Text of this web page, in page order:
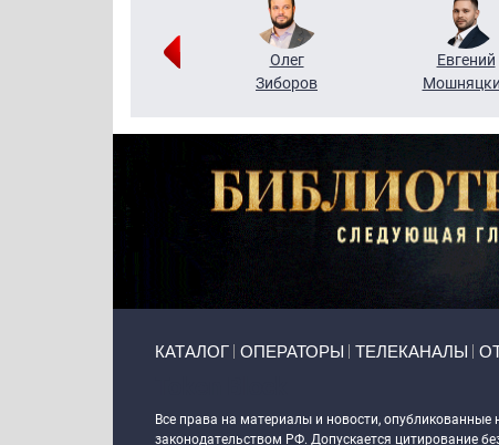
Олег
Зиборов
Евгений
КАТАЛОГ ОПЕРАТОРЫ ТЕЛЕКАНАЛЫ
Все права на материалы и новости, опубликованные
законодательством РФ. Допускается цитирование